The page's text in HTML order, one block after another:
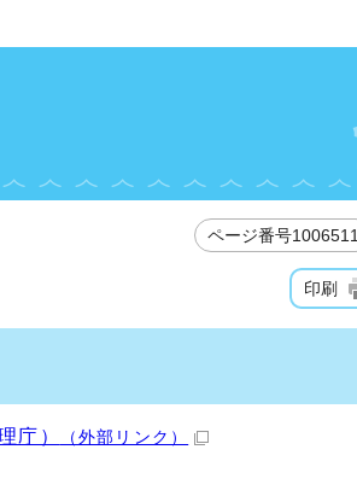
ページ番号1006511
印刷
庁） （外部リンク）